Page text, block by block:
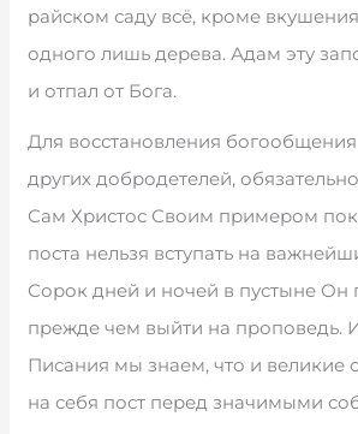
райском саду всё, кроме
одного лишь дерева. Адам эту
и отпал от Бога.
Для восстановления
других добродетелей,
Сам Христос Своим примером
поста нельзя вступать на
Сорок дней и ночей в пустыне Он
прежде чем выйти на проповедь.
Писания мы знаем, что и великие
на себя пост перед значимыми